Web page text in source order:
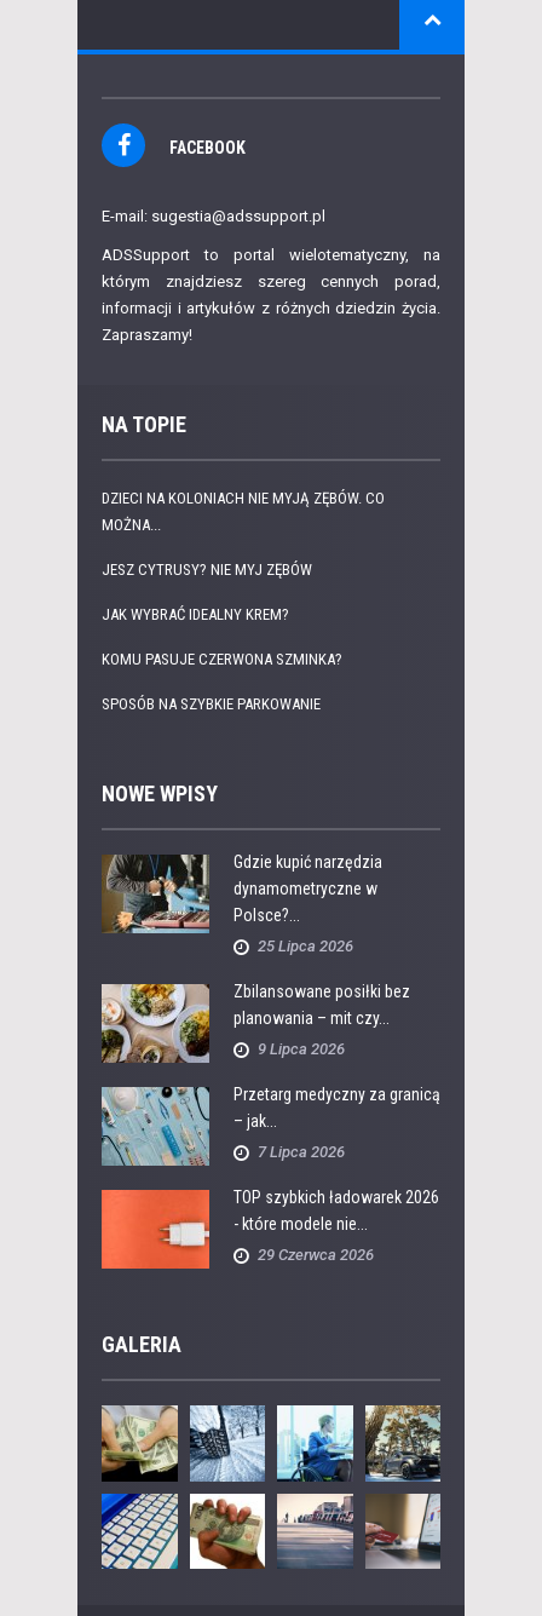
FACEBOOK
E-mail: sugestia@adssupport.pl
ADSSupport to portal wielotematyczny, na
którym znajdziesz szereg cennych porad,
informacji i artykułów z różnych dziedzin życia.
Zapraszamy!
NA TOPIE
DZIECI NA KOLONIACH NIE MYJĄ ZĘBÓW. CO
MOŻNA...
JESZ CYTRUSY? NIE MYJ ZĘBÓW
JAK WYBRAĆ IDEALNY KREM?
KOMU PASUJE CZERWONA SZMINKA?
SPOSÓB NA SZYBKIE PARKOWANIE
NOWE WPISY
Gdzie kupić narzędzia
dynamometryczne w
Polsce?...
25 Lipca 2026
Zbilansowane posiłki bez
planowania – mit czy...
9 Lipca 2026
Przetarg medyczny za granicą
– jak...
7 Lipca 2026
TOP szybkich ładowarek 2026
- które modele nie...
29 Czerwca 2026
GALERIA